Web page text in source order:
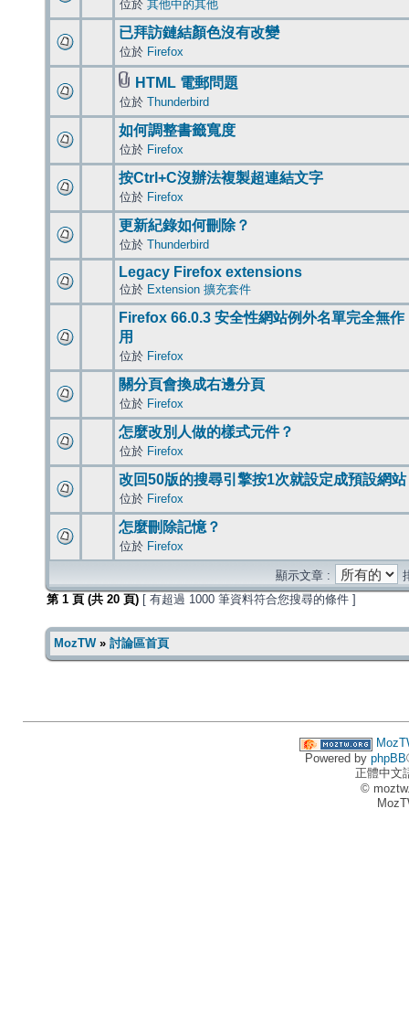
位於 其他中的其他
已拜訪鏈結顏色沒有改變
位於 Firefox
HTML 電郵問題
位於 Thunderbird
如何調整書籤寬度
位於 Firefox
按Ctrl+C沒辦法複製超連結文字
位於 Firefox
更新紀錄如何刪除？
位於 Thunderbird
Legacy Firefox extensions
位於 Extension 擴充套件
Firefox 66.0.3 安全性網站例外名單完全無作
用
位於 Firefox
關分頁會換成右邊分頁
位於 Firefox
怎麼改別人做的樣式元件？
位於 Firefox
改回50版的搜尋引擎按1次就設定成預設網站
位於 Firefox
怎麼刪除記憶？
位於 Firefox
顯示文章 :
第 1 頁 (共 20 頁) [ 有超過 1000 筆資料符合您搜尋的條件 ]
MozTW» 討論區首頁
Powered by phpBB
正體中文
©